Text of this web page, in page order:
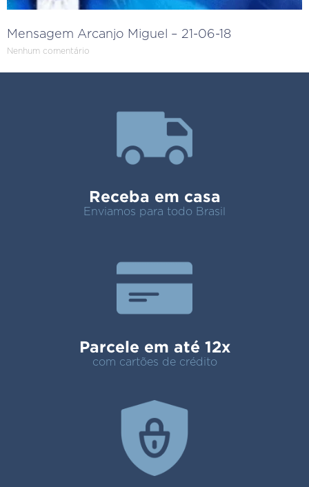
Mensagem Arcanjo Miguel – 21-06-18
Nenhum comentário
Receba em casa
Enviamos para todo Brasil
Parcele em até 12x
com cartões de crédito